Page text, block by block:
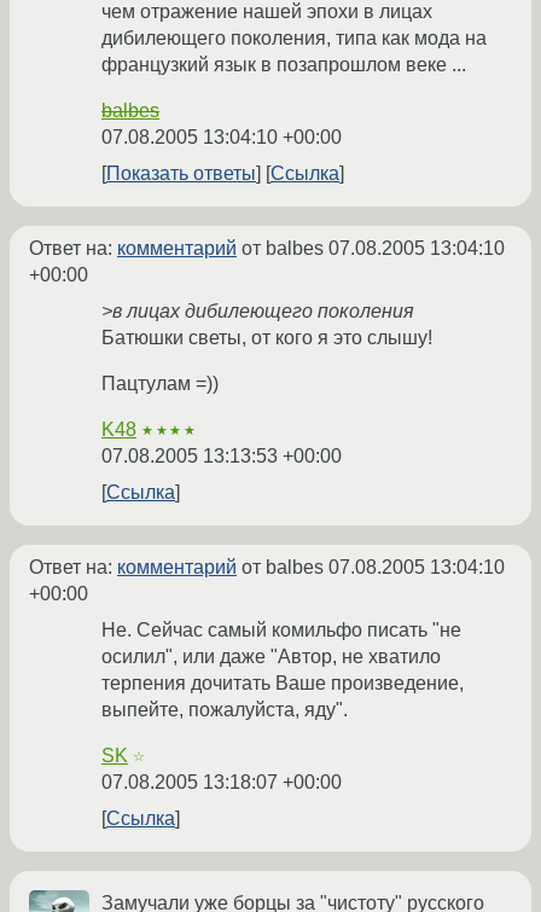
чем отражение нашей эпохи в лицах
дибилеющего поколения, типа как мода на
французкий язык в позапрошлом веке ...
balbes
07.08.2005 13:04:10 +00:00
Показать ответы
Ссылка
Ответ на: комментарий от balbes 07.08.2005 13:04:10
+00:00
>в лицах дибилеющего поколения
Батюшки светы, от кого я это слышу!
Пацтулам =))
K48 ★★★★
07.08.2005 13:13:53 +00:00
Ссылка
Ответ на: комментарий от balbes 07.08.2005 13:04:10
+00:00
Не. Сейчас самый комильфо писать "не
осилил", или даже "Автор, не хватило
терпения дочитать Ваше произведение,
выпейте, пожалуйста, яду".
SK ☆
07.08.2005 13:18:07 +00:00
Ссылка
Замучали уже борцы за "чистоту" русского